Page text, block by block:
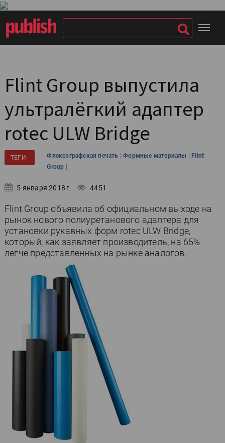
Flint Group выпустила
ультралёгкий адаптер
rotec ULW Bridge
ТЕГИ Флексографская печать |Формные материалы |Flint
Group |
5 января 2018 г. 4451
Flint Group объявила об официальном выходе на
рынок нового полиуретанового адаптера для
установки рукавных форм rotec ULW Bridge,
который, как заявляет производитель, на 65%
легче представленных на рынке аналогов.